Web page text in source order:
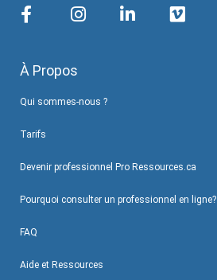
À Propos
Qui sommes-nous ?
Tarifs
Devenir professionnel Pro Ressources.ca
Pourquoi consulter un professionnel en ligne?
FAQ
Aide et Ressources